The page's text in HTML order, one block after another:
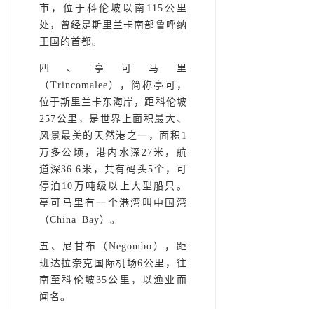
市，位于科伦坡以南115公里
处，曾经是斯里兰卡南部鲁呼纳
王国的首都。
四、亭可马里
（Trincomalee），简称亭可，
位于斯里兰卡东海岸，距科伦坡
257公里，是世界上面积最大、
风景最美的天然港之一，面积1
万多公顷，港内水深27米，航
道深36.6米，共有码头5个，可
停泊10万吨级以上大型船只。
亭可马里有一个港湾叫中国湾
（China Bay）。
五、尼甘布（Negombo），距
班达拉奈克国际机场6公里，往
南至科伦坡35公里，以渔业而
闻名。